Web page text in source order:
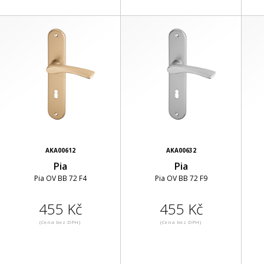
AKA00612
Pia
Pia OV BB 72 F4
455 Kč
(Cena bez DPH)
AKA00632
Pia
Pia OV BB 72 F9
455 Kč
(Cena bez DPH)